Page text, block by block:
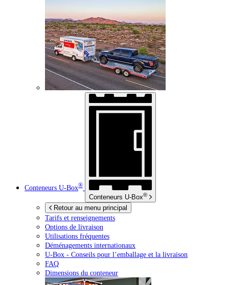
Conteneurs U-Box®
Conteneurs U-Box®
Retour au menu principal
Tarifs et renseignements
Options de livraison
Utilisations fréquentes
Déménagements internationaux
U-Box - Conseils pour l’emballage et la livraison
FAQ
Dimensions du conteneur